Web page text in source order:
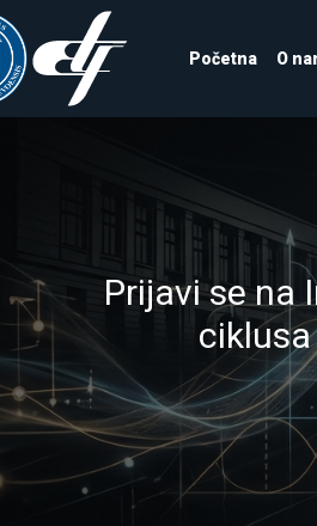
Početna O
Studij